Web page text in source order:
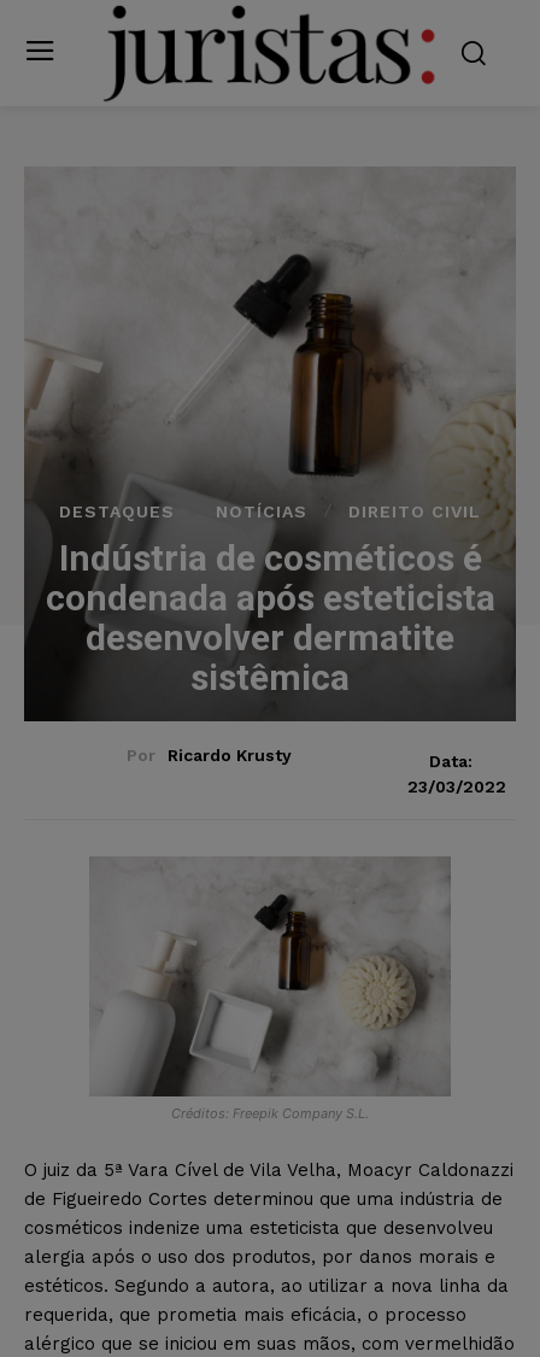
DESTAQUES NOTÍCIAS DIREITO CIVIL
Indústria de cosméticos é
condenada após esteticista
desenvolver dermatite
sistêmica
Por Ricardo Krusty
Data:
23/03/2022
Créditos: Freepik Company S.L.
O juiz da 5ª Vara Cível de Vila Velha, Moacyr Caldonazzi
de Figueiredo Cortes determinou que uma indústria de
cosméticos indenize uma esteticista que desenvolveu
alergia após o uso dos produtos, por danos morais e
estéticos. Segundo a autora, ao utilizar a nova linha da
requerida, que prometia mais eficácia, o processo
alérgico que se iniciou em suas mãos, com vermelhidão